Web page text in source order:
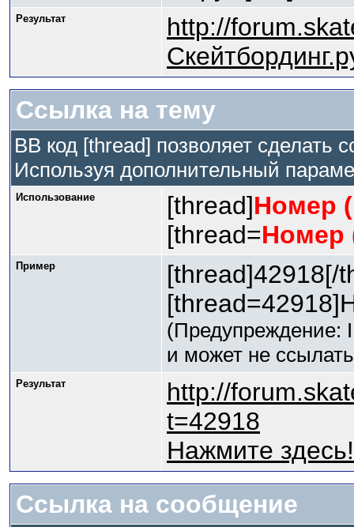
Результат
http://
Ссылка на тему
BB код [thread] позволяет сделать
Используя дополнительный
Использование [thread]Номер
[thread=Номер
Пример
[thread]42918[/
(Предупреждение:
и может не
Результат
http://
t=42918
Нажмите здесь!
Ссылка на сообщение